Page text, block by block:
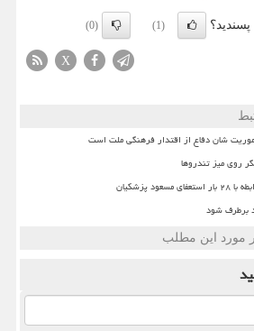
(1)
(0)
X
شان دفاع از اقتدار فرهنگی ملت است
روی میز تندروها
پزشکیان
برطرف شود
مورد این مطلب